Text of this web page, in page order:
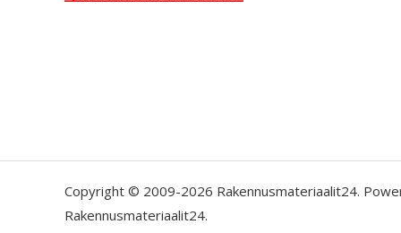
Copyright © 2009-2026 Rakennusmateriaalit24.
Rakennusmateriaalit24.